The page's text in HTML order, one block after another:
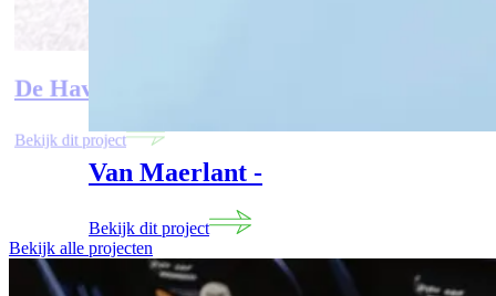
De Havixhorst
Bekijk dit project
Van Maerlant -
Bekijk dit project
Bekijk alle projecten